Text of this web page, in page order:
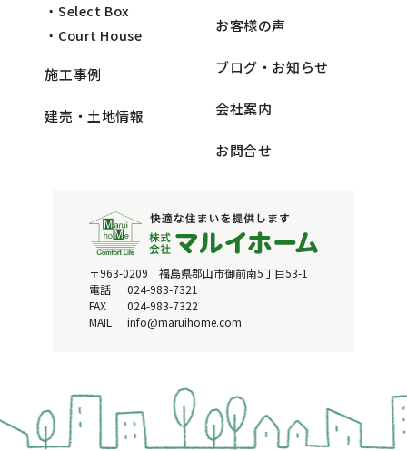
〒963-0209 福島県郡山市御前南5丁目53-1
電話
024-983-7321
FAX
024-983-7322
MAIL
info@maruihome.com
・Select Box
・Court House
施工事例
建売・土地情報
お客様の声
ブログ・お知らせ
会社案内
お問合せ